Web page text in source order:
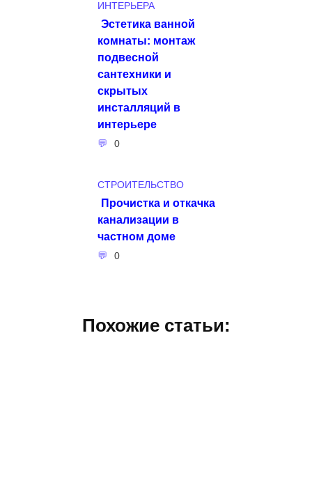
ИНТЕРЬЕРА
Эстетика ванной
комнаты: монтаж
подвесной
сантехники и
скрытых
инсталляций в
интерьере
0
СТРОИТЕЛЬСТВО
Прочистка и откачка
канализации в
частном доме
0
Похожие статьи: